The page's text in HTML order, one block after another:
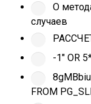
О
случаев
-1" OR
FROM